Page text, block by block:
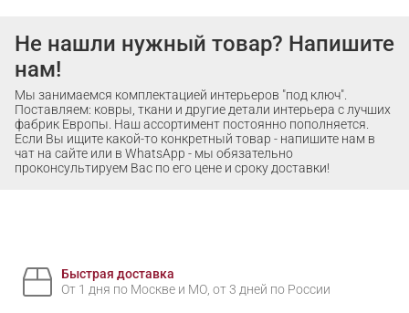
Не нашли нужный товар? Напишите
нам!
Мы занимаемся комплектацией интерьеров "под ключ".
Поставляем: ковры, ткани и другие детали интерьера с лучших
фабрик Европы. Наш ассортимент постоянно пополняется.
Если Вы ищите какой-то конкретный товар - напишите нам в
чат на сайте или в WhatsApp - мы обязательно
проконсультируем Вас по его цене и сроку доставки!
Быстрая доставка
От 1 дня по Москве и МО, от 3 дней по России